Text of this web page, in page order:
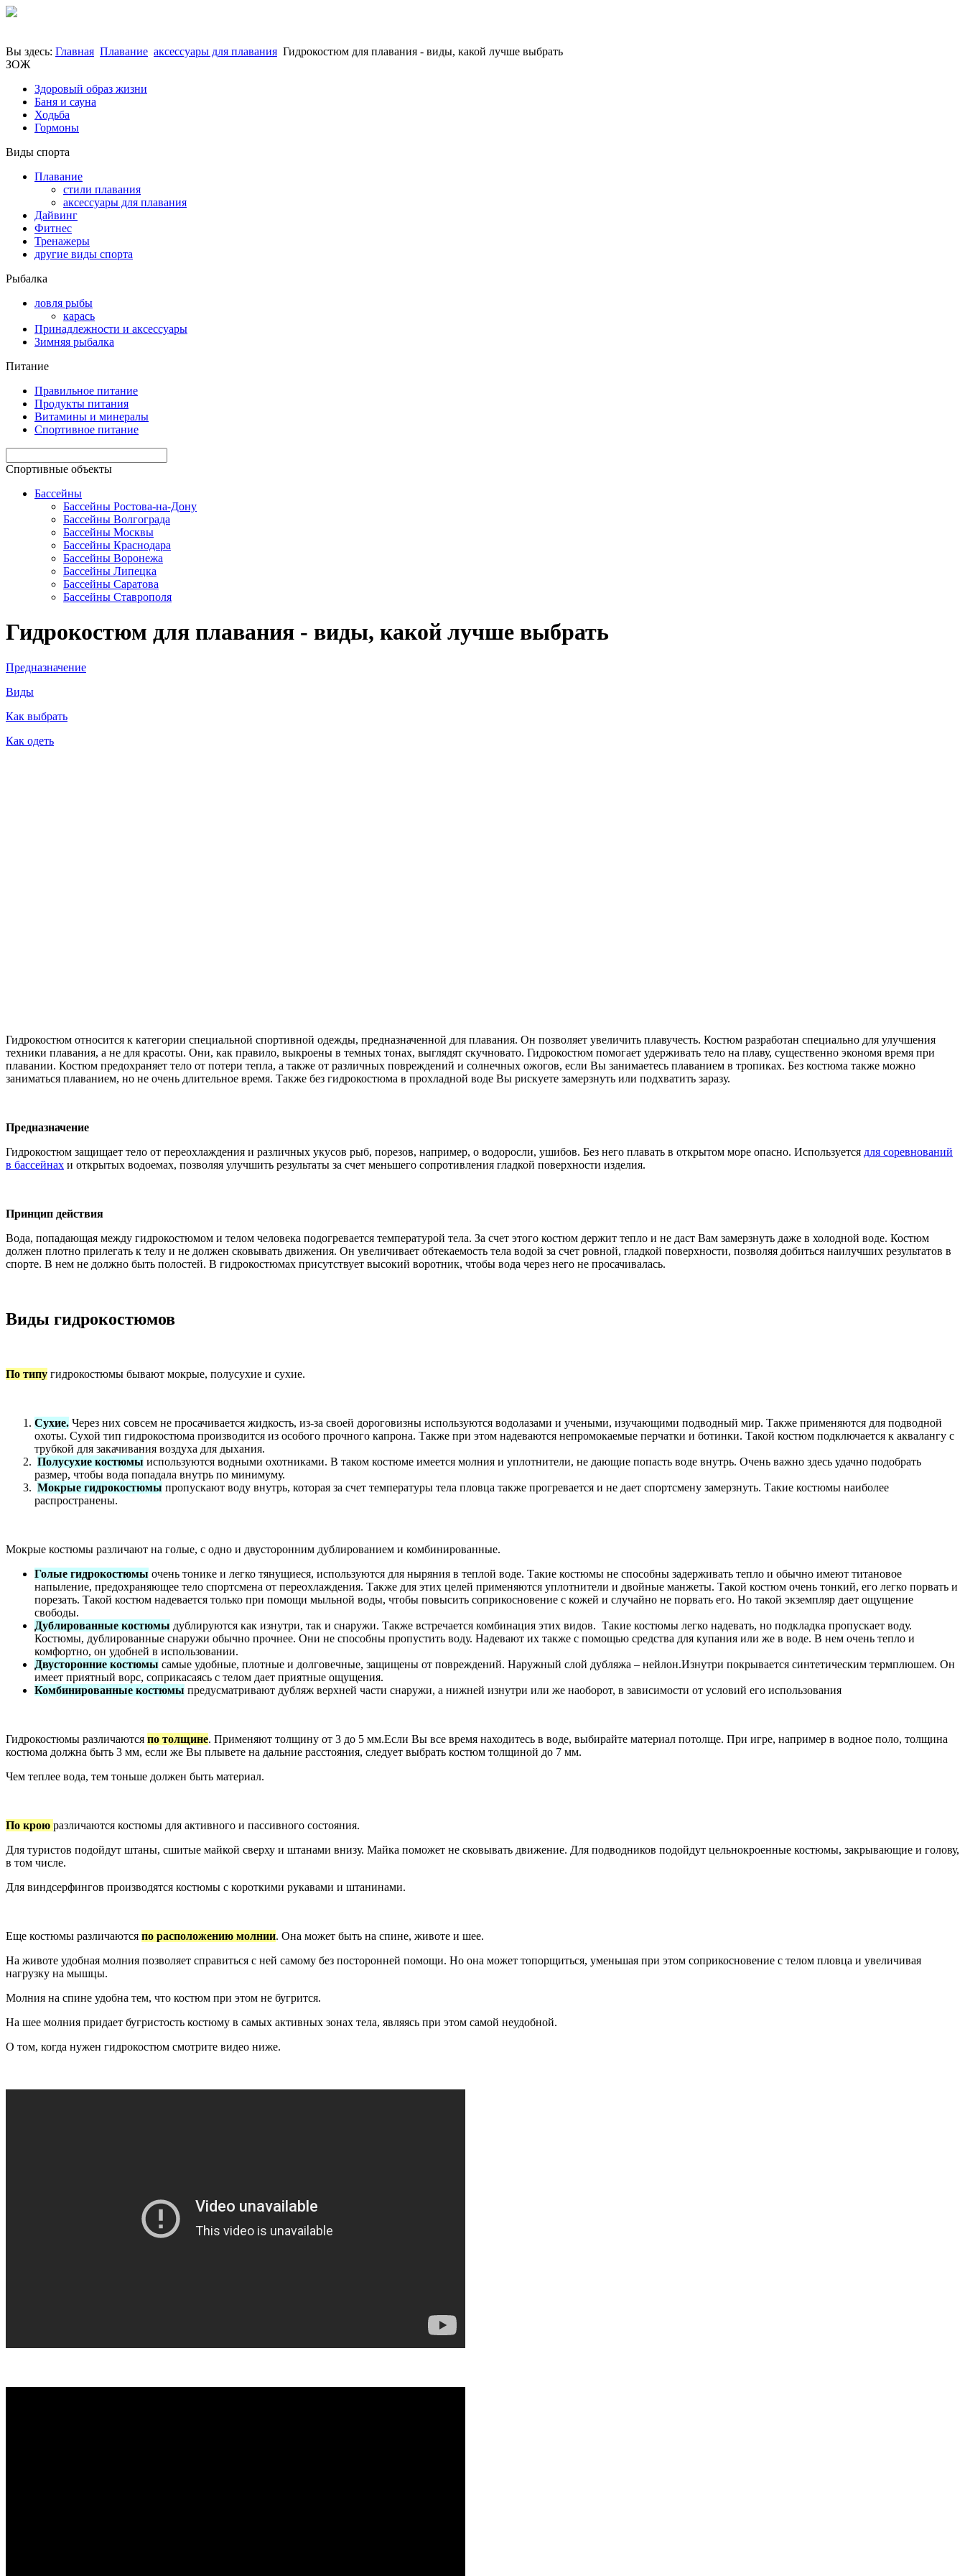
Вы здесь: Главная Плавание аксессуары для плавания Гидрокостюм для плавания - виды, какой лучше выбрать
ЗОЖ
Здоровый образ жизни
Баня и сауна
Ходьба
Гормоны
Виды спорта
Плавание
стили плавания
аксессуары для плавания
Дайвинг
Фитнес
Тренажеры
другие виды спорта
Рыбалка
ловля рыбы
карась
Принадлежности и аксессуары
Зимняя рыбалка
Питание
Правильное питание
Продукты питания
Витамины и минералы
Спортивное питание
Спортивные объекты
Бассейны
Бассейны Ростова-на-Дону
Бассейны Волгограда
Бассейны Москвы
Бассейны Краснодара
Бассейны Воронежа
Бассейны Липецка
Бассейны Саратова
Бассейны Ставрополя
Гидрокостюм для плавания - виды, какой лучше выбрать
Предназначение
Виды
Как выбрать
Как одеть
Гидрокостюм относится к категории специальной спортивной одежды, предназначенной для плавания. Он позволяет увеличить плавучесть. Костюм разработан специально для улучшения
техники плавания, а не для красоты. Они, как правило, выкроены в темных тонах, выглядят скучновато. Гидрокостюм помогает удерживать тело на плаву, существенно экономя время при
плавании. Костюм предохраняет тело от потери тепла, а также от различных повреждений и солнечных ожогов, если Вы занимаетесь плаванием в тропиках. Без костюма также можно
заниматься плаванием, но не очень длительное время. Также без гидрокостюма в прохладной воде Вы рискуете замерзнуть или подхватить заразу.
Предназначение
Гидрокостюм защищает тело от переохлаждения и различных укусов рыб, порезов, например, о водоросли, ушибов. Без него плавать в открытом море опасно. Используется для соревнований
в бассейнах и открытых водоемах, позволяя улучшить результаты за счет меньшего сопротивления гладкой поверхности изделия.
Принцип действия
Вода, попадающая между гидрокостюмом и телом человека подогревается температурой тела. За счет этого костюм держит тепло и не даст Вам замерзнуть даже в холодной воде. Костюм
должен плотно прилегать к телу и не должен сковывать движения. Он увеличивает обтекаемость тела водой за счет ровной, гладкой поверхности, позволяя добиться наилучших результатов в
спорте. В нем не должно быть полостей. В гидрокостюмах присутствует высокий воротник, чтобы вода через него не просачивалась.
Виды гидрокостюмов
По типу гидрокостюмы бывают мокрые, полусухие и сухие.
Сухие. Через них совсем не просачивается жидкость, из-за своей дороговизны используются водолазами и учеными, изучающими подводный мир. Также применяются для подводной
охоты. Сухой тип гидрокостюма производится из особого прочного капрона. Также при этом надеваются непромокаемые перчатки и ботинки. Такой костюм подключается к аквалангу с
трубкой для закачивания воздуха для дыхания.
Полусухие костюмы используются водными охотниками. В таком костюме имеется молния и уплотнители, не дающие попасть воде внутрь. Очень важно здесь удачно подобрать
размер, чтобы вода попадала внутрь по минимуму.
Мокрые гидрокостюмы пропускают воду внутрь, которая за счет температуры тела пловца также прогревается и не дает спортсмену замерзнуть. Такие костюмы наиболее
распространены.
Мокрые костюмы различают на голые, с одно и двусторонним дублированием и комбинированные.
Голые гидрокостюмы очень тонике и легко тянущиеся, используются для ныряния в теплой воде. Такие костюмы не способны задерживать тепло и обычно имеют титановое
напыление, предохраняющее тело спортсмена от переохлаждения. Также для этих целей применяются уплотнители и двойные манжеты. Такой костюм очень тонкий, его легко порвать и
порезать. Такой костюм надевается только при помощи мыльной воды, чтобы повысить соприкосновение с кожей и случайно не порвать его. Но такой экземпляр дает ощущение
свободы.
Дублированные костюмы дублируются как изнутри, так и снаружи. Также встречается комбинация этих видов. Такие костюмы легко надевать, но подкладка пропускает воду.
Костюмы, дублированные снаружи обычно прочнее. Они не способны пропустить воду. Надевают их также с помощью средства для купания или же в воде. В нем очень тепло и
комфортно, он удобней в использовании.
Двусторонние костюмы самые удобные, плотные и долговечные, защищены от повреждений. Наружный слой дубляжа – нейлон.Изнутри покрывается синтетическим термплюшем. Он
имеет приятный ворс, соприкасаясь с телом дает приятные ощущения.
Комбинированные костюмы предусматривают дубляж верхней части снаружи, а нижней изнутри или же наоборот, в зависимости от условий его использования
Гидрокостюмы различаются по толщине. Применяют толщину от 3 до 5 мм.Если Вы все время находитесь в воде, выбирайте материал потолще. При игре, например в водное поло, толщина
костюма должна быть 3 мм, если же Вы плывете на дальние расстояния, следует выбрать костюм толщиной до 7 мм.
Чем теплее вода, тем тоньше должен быть материал.
По крою различаются костюмы для активного и пассивного состояния.
Для туристов подойдут штаны, сшитые майкой сверху и штанами внизу. Майка поможет не сковывать движение. Для подводников подойдут цельнокроенные костюмы, закрывающие и голову,
в том числе.
Для виндсерфингов производятся костюмы с короткими рукавами и штанинами.
Еще костюмы различаются по расположению молнии. Она может быть на спине, животе и шее.
На животе удобная молния позволяет справиться с ней самому без посторонней помощи. Но она может топорщиться, уменьшая при этом соприкосновение с телом пловца и увеличивая
нагрузку на мышцы.
Молния на спине удобна тем, что костюм при этом не бугрится.
На шее молния придает бугристость костюму в самых активных зонах тела, являясь при этом самой неудобной.
О том, когда нужен гидрокостюм смотрите видео ниже.